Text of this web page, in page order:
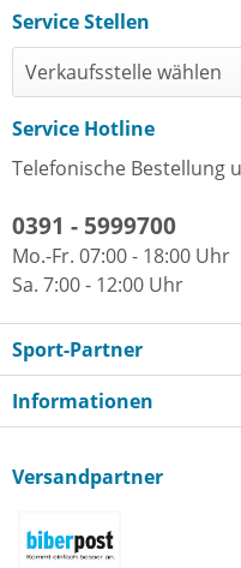
Service Stellen
Service Hotline
Telefonische Bestellung
0391 - 5999700
Mo.-Fr. 07:00 - 18:00 Uhr
Sa. 7:00 - 12:00 Uhr
Sport-Partner
Informationen
Versandpartner